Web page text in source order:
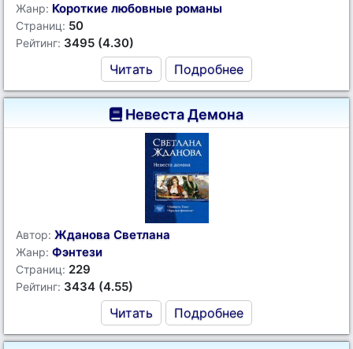
Жанр: Короткие любовные романы
Страниц: 50
Рейтинг: 3495 (4.30)
Читать Подробнее
Невеста Демона
Автор: Жданова Светлана
Жанр: Фэнтези
Страниц: 229
Рейтинг: 3434 (4.55)
Читать Подробнее